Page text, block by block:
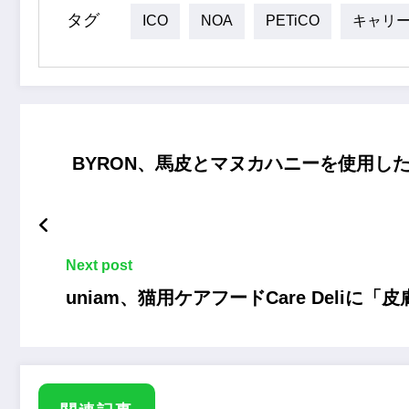
タグ ICO NOA PETiCO キャリ
BYRON、馬皮とマヌカハニーを使用し
Next post
uniam、猫用ケアフードCare Deliに「皮